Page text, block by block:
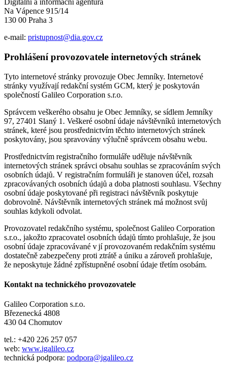
Digitální a informační agentura
Na Vápence 915/14
130 00 Praha 3
e-mail: pristupnost@dia.gov.cz
Prohlášení provozovatele internetových stránek
Tyto internetové stránky provozuje Obec Jemníky. Internetové
stránky využívají redakční systém GCM, který je poskytován
společností Galileo Corporation s.r.o.
Správcem veškerého obsahu je Obec Jemníky, se sídlem Jemníky
97, 27401 Slaný 1. Veškeré osobní údaje návštěvníků internetových
stránek, které jsou prostřednictvím těchto internetových stránek
poskytovány, jsou spravovány výlučně správcem obsahu webu.
Prostřednictvím registračního formuláře uděluje návštěvník
internetových stránek správci obsahu souhlas se zpracováním svých
osobních údajů. V registračním formuláři je stanoven účel, rozsah
zpracovávaných osobních údajů a doba platnosti souhlasu. Všechny
osobní údaje poskytované při registraci návštěvník poskytuje
dobrovolně. Návštěvník internetových stránek má možnost svůj
souhlas kdykoli odvolat.
Provozovatel redakčního systému, společnost Galileo Corporation
s.r.o., jakožto zpracovatel osobních údajů tímto prohlašuje, že jsou
osobní údaje zpracovávané v jí provozovaném redakčním systému
dostatečně zabezpečeny proti ztrátě a úniku a zároveň prohlašuje,
že neposkytuje žádné zpřístupněné osobní údaje třetím osobám.
Kontakt na technického provozovatele
Galileo Corporation s.r.o.
Březenecká 4808
430 04 Chomutov
tel.: +420 226 257 057
web: www.igalileo.cz
technická podpora: podpora@igalileo.cz